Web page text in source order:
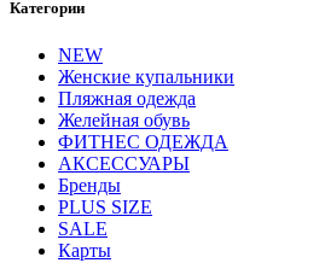
Категории
NEW
Женские купальники
Пляжная одежда
Желейная обувь
ФИТНЕС ОДЕЖДА
АКСЕССУАРЫ
Бренды
PLUS SIZE
SALE
Карты